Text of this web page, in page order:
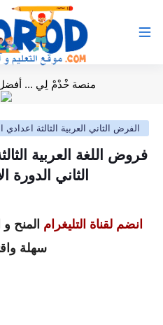
منصة خْدْمْ لِي ... أفضل
الفرض الثاني العربية الثالثة اعدادي
فروض اللغة العربية
الثاني الدورة
انضم لقناة التليغرام المنح
سهلة